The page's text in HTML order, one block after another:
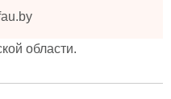
области.